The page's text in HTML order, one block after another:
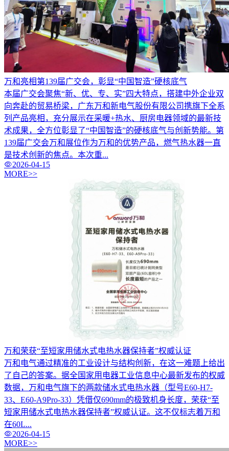
万和亮相第139届广交会，彰显“中国智造”硬核底气
本届广交会聚焦“新、优、专、实”四大特点，搭建中外企业双
向奔赴的贸易桥梁，广东万和新电气股份有限公司携旗下全系
列产品亮相，充分展示在采暖+热水、厨房电器领域的最新技
术成果，全方位彰显了“中国智造”的硬核底气与创新势能。第
139届广交会万和展位作为万和的优势产品，燃气热水器一直
是技术创新的焦点。本次重...
2026-04-15
MORE>>
万和荣获“至短家用储水式电热水器保持者”权威认证
万和电气通过精准的工业设计与结构创新，在这一难题上给出
了自己的答案。据全国家用电器工业信息中心最新发布的权威
数据，万和电气旗下的两款储水式电热水器（型号E60-H7-
33、E60-A9Pro-33）凭借仅690mm的极致机身长度，荣获“至
短家用储水式电热水器保持者”权威认证。这不仅标志着万和
在60L...
2026-04-15
MORE>>